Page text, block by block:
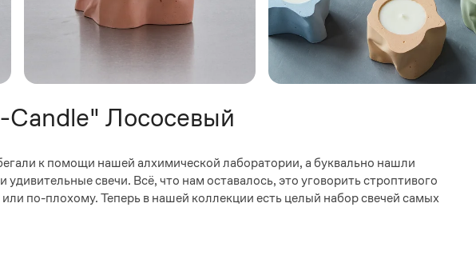
Лососевый
к помощи нашей алхимической лаборатории, а буквально нашли
свечи. Всё, что нам оставалось, это уговорить строптивого
по-плохому. Теперь в нашей коллекции есть целый набор свечей самых